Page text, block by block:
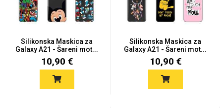
Silikonska Maskica za
Galaxy A21 - Šareni mot...
10,90 €
Silikonska Maskica za
Galaxy A21 - Šareni mot...
10,90 €
Mandale / Cvjetni
motivi
Citati & Stihovi